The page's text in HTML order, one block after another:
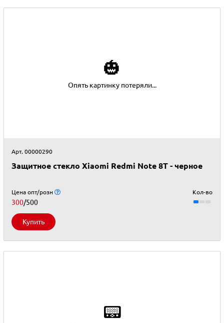
🎃
Опять картинку потеряли...
Арт. 00000290
Защитное стекло Xiaomi Redmi Note 8T - черное
Цена опт/розн
300/500
Кол-во
Купить
📟